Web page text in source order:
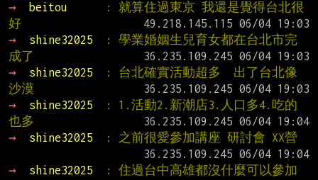
→
beitou
: 就算住過東京 我還是覺得台北很
好
→
shine32025
: 學業婚姻生兒育女都在台北市完
成了
→
shine32025
: 台北確實活動超多  出了台北像
沙漠
→
shine32025
: 1.活動2.新潮店3.人口多4.吃的
也多
→
shine32025
: 之前很愛參加講座 研討會 XX營
→
shine32025
: 住過台中高雄都沒什麼可以參加